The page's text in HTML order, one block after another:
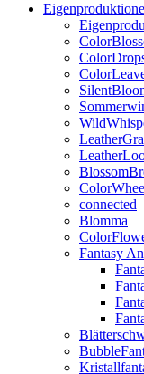
connected
Blomma
Fantasy